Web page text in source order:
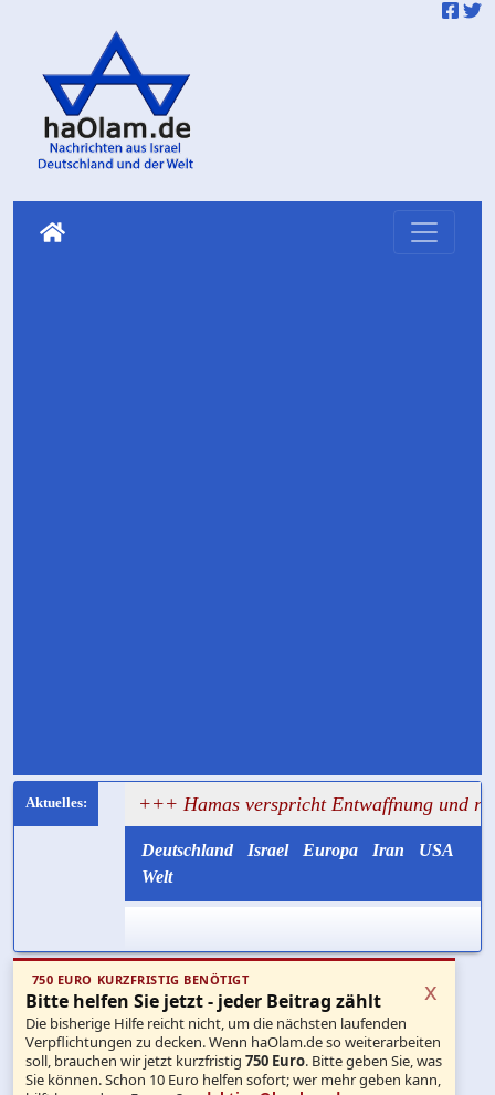
+++ Hamas verspricht Entwaffnung und ruft zugleich
Deutschland Israel Europa Iran
USA
Welt
750 EURO KURZFRISTIG BENÖTIGT
Bitte helfen Sie jetzt - jeder Beitrag zählt
Die bisherige Hilfe reicht nicht, um die nächsten laufenden
Verpflichtungen zu decken. Wenn haOlam.de so weiterarbeiten
soll, brauchen wir jetzt kurzfristig750 Euro. Bitte geben Sie, was
Sie können. Schon 10 Euro helfen sofort; wer mehr geben kann,
x